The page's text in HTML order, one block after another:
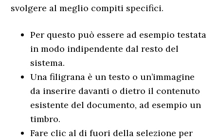
svolgere al meglio compiti specifici.
Per questo può essere ad esempio testata
in modo indipendente dal resto del
sistema.
Una filigrana è un testo o un’immagine
da inserire davanti o dietro il contenuto
esistente del documento, ad esempio un
timbro.
Fare clic al di fuori della selezione per